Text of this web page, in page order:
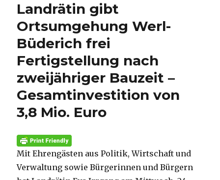
Landrätin gibt
Ortsumgehung Werl-
Büderich frei
Fertigstellung nach
zweijähriger Bauzeit –
Gesamtinvestition von
3,8 Mio. Euro
Mit Ehrengästen aus Politik, Wirtschaft und
Verwaltung sowie Bürgerinnen und Bürgern